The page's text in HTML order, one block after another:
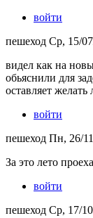
войти
пешеход Ср, 15/
видел как на
обьяснили для
оставляет
войти
пешеход Пн, 26/
За это лето
войти
пешеход Ср, 17/